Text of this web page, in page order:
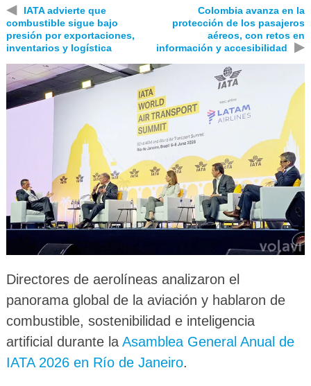
◀
IATA advierte que
combustible sigue bajo
presión por exportaciones,
inventarios y logística
Colombia avanza en la
protección de los pasajeros
aéreos, con retos en
información y accesibilidad
▶
Directores de aerolíneas analizaron el
panorama global de la aviación y hablaron de
combustible, sostenibilidad e inteligencia
artificial durante la Asamblea General Anual de
IATA 2026 en Río de Janeiro.